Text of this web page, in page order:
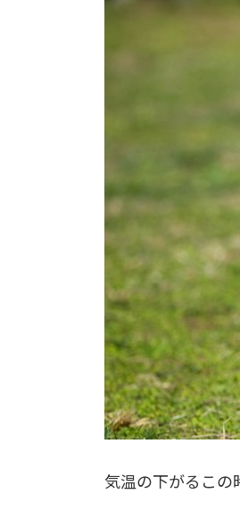
気温の下がるこの